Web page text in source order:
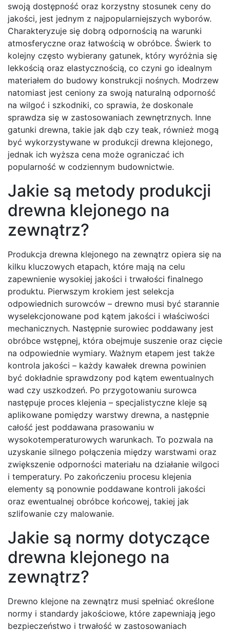
swoją dostępność oraz korzystny stosunek ceny do
jakości, jest jednym z najpopularniejszych wyborów.
Charakteryzuje się dobrą odpornością na warunki
atmosferyczne oraz łatwością w obróbce. Świerk to
kolejny często wybierany gatunek, który wyróżnia się
lekkością oraz elastycznością, co czyni go idealnym
materiałem do budowy konstrukcji nośnych. Modrzew
natomiast jest ceniony za swoją naturalną odporność
na wilgoć i szkodniki, co sprawia, że doskonale
sprawdza się w zastosowaniach zewnętrznych. Inne
gatunki drewna, takie jak dąb czy teak, również mogą
być wykorzystywane w produkcji drewna klejonego,
jednak ich wyższa cena może ograniczać ich
popularność w codziennym budownictwie.
Jakie są metody produkcji
drewna klejonego na
zewnątrz?
Produkcja drewna klejonego na zewnątrz opiera się na
kilku kluczowych etapach, które mają na celu
zapewnienie wysokiej jakości i trwałości finalnego
produktu. Pierwszym krokiem jest selekcja
odpowiednich surowców – drewno musi być starannie
wyselekcjonowane pod kątem jakości i właściwości
mechanicznych. Następnie surowiec poddawany jest
obróbce wstępnej, która obejmuje suszenie oraz cięcie
na odpowiednie wymiary. Ważnym etapem jest także
kontrola jakości – każdy kawałek drewna powinien
być dokładnie sprawdzony pod kątem ewentualnych
wad czy uszkodzeń. Po przygotowaniu surowca
następuje proces klejenia – specjalistyczne kleje są
aplikowane pomiędzy warstwy drewna, a następnie
całość jest poddawana prasowaniu w
wysokotemperaturowych warunkach. To pozwala na
uzyskanie silnego połączenia między warstwami oraz
zwiększenie odporności materiału na działanie wilgoci
i temperatury. Po zakończeniu procesu klejenia
elementy są ponownie poddawane kontroli jakości
oraz ewentualnej obróbce końcowej, takiej jak
szlifowanie czy malowanie.
Jakie są normy dotyczące
drewna klejonego na
zewnątrz?
Drewno klejone na zewnątrz musi spełniać określone
normy i standardy jakościowe, które zapewniają jego
bezpieczeństwo i trwałość w zastosowaniach